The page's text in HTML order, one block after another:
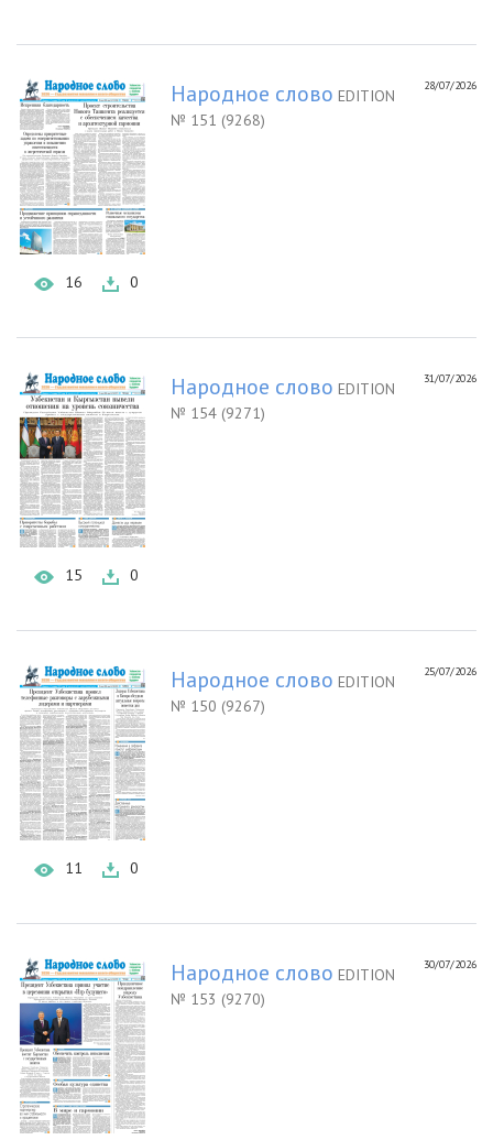
16 0
28/07/2026
Народное слово EDITION
№ 151 (9268)
15 0
31/07/2026
Народное слово EDITION
№ 154 (9271)
11 0
25/07/2026
Народное слово EDITION
№ 150 (9267)
30/07/2026
Народное слово EDITION
№ 153 (9270)